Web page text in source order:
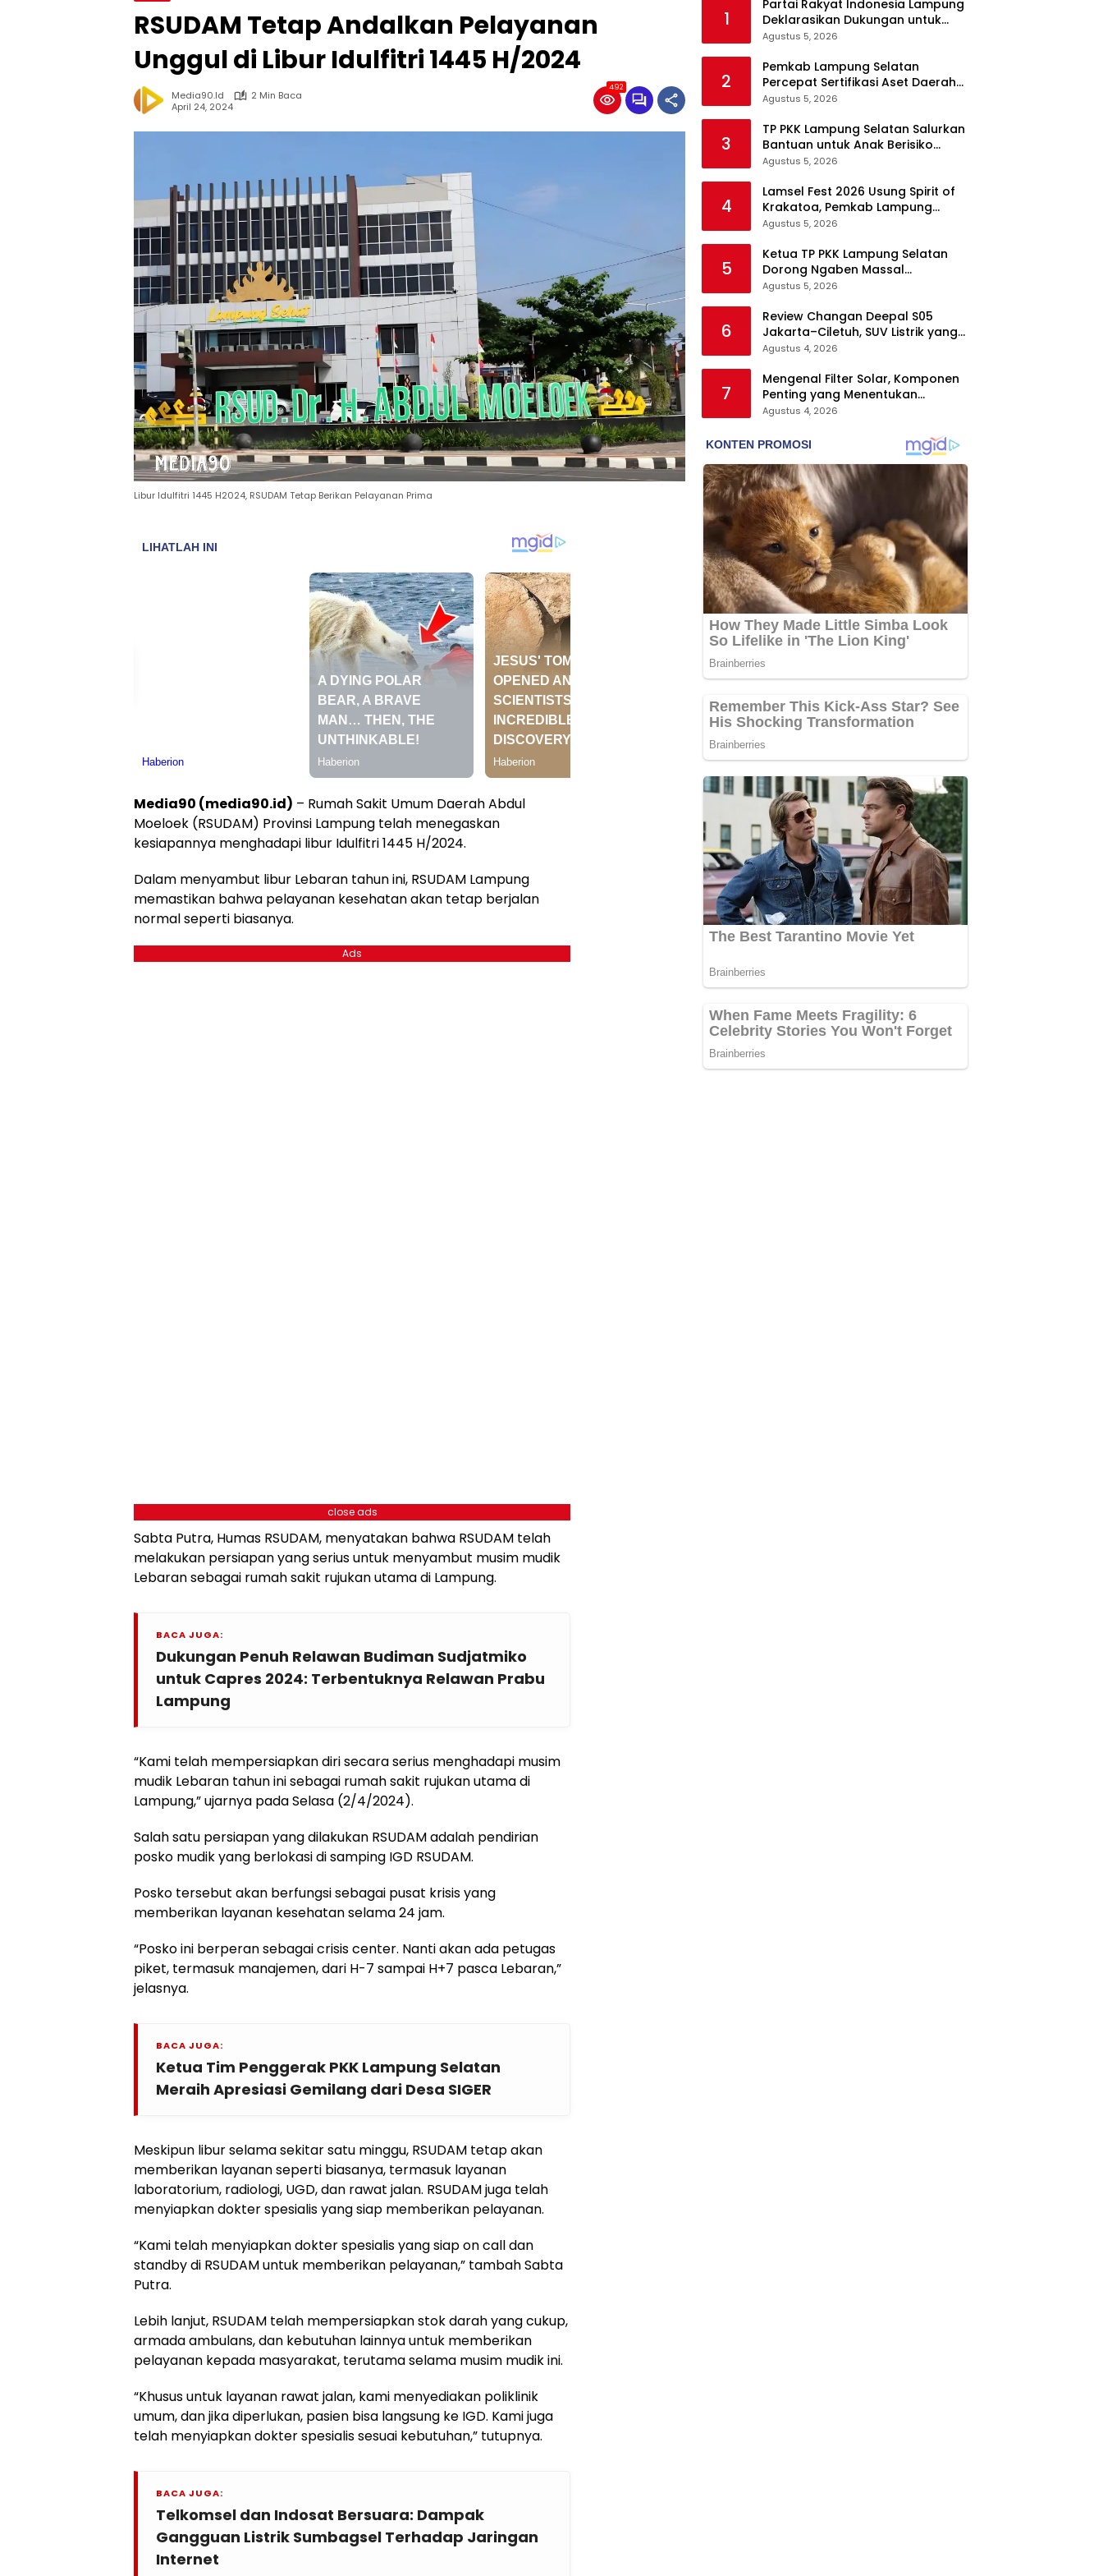
RSUDAM Tetap Andalkan Pelayanan
Unggul di Libur Idulfitri 1445 H/2024
Media90.id
2 Min Baca
April 24, 2024
492
Libur Idulfitri 1445 H2024, RSUDAM Tetap Berikan Pelayanan Prima
Media90 (media90.id) – Rumah Sakit Umum Daerah Abdul
Moeloek (RSUDAM) Provinsi Lampung telah menegaskan
kesiapannya menghadapi libur Idulfitri 1445 H/2024.
Dalam menyambut libur Lebaran tahun ini, RSUDAM Lampung
memastikan bahwa pelayanan kesehatan akan tetap berjalan
normal seperti biasanya.
Ads
close ads
Sabta Putra, Humas RSUDAM, menyatakan bahwa RSUDAM telah
melakukan persiapan yang serius untuk menyambut musim mudik
Lebaran sebagai rumah sakit rujukan utama di Lampung.
BACA JUGA:
Dukungan Penuh Relawan Budiman Sudjatmiko
untuk Capres 2024: Terbentuknya Relawan Prabu
Lampung
“Kami telah mempersiapkan diri secara serius menghadapi musim
mudik Lebaran tahun ini sebagai rumah sakit rujukan utama di
Lampung,” ujarnya pada Selasa (2/4/2024).
Salah satu persiapan yang dilakukan RSUDAM adalah pendirian
posko mudik yang berlokasi di samping IGD RSUDAM.
Posko tersebut akan berfungsi sebagai pusat krisis yang
memberikan layanan kesehatan selama 24 jam.
“Posko ini berperan sebagai crisis center. Nanti akan ada petugas
piket, termasuk manajemen, dari H-7 sampai H+7 pasca Lebaran,”
jelasnya.
BACA JUGA:
Ketua Tim Penggerak PKK Lampung Selatan
Meraih Apresiasi Gemilang dari Desa SIGER
Meskipun libur selama sekitar satu minggu, RSUDAM tetap akan
memberikan layanan seperti biasanya, termasuk layanan
laboratorium, radiologi, UGD, dan rawat jalan. RSUDAM juga telah
menyiapkan dokter spesialis yang siap memberikan pelayanan.
“Kami telah menyiapkan dokter spesialis yang siap on call dan
standby di RSUDAM untuk memberikan pelayanan,” tambah Sabta
Putra.
Lebih lanjut, RSUDAM telah mempersiapkan stok darah yang cukup,
armada ambulans, dan kebutuhan lainnya untuk memberikan
pelayanan kepada masyarakat, terutama selama musim mudik ini.
“Khusus untuk layanan rawat jalan, kami menyediakan poliklinik
umum, dan jika diperlukan, pasien bisa langsung ke IGD. Kami juga
telah menyiapkan dokter spesialis sesuai kebutuhan,” tutupnya.
BACA JUGA:
Telkomsel dan Indosat Bersuara: Dampak
Gangguan Listrik Sumbagsel Terhadap Jaringan
Internet
1
Partai Rakyat Indonesia Lampung
Deklarasikan Dukungan untuk
Prabowo di Pilpres 2029
Agustus 5, 2026
2
Pemkab Lampung Selatan
Percepat Sertifikasi Aset Daerah
Lewat Sinergi dengan Kantor
Agustus 5, 2026
3
TP PKK Lampung Selatan Salurkan
Bantuan untuk Anak Berisiko
Stunting di Sidomulyo
Agustus 5, 2026
4
Lamsel Fest 2026 Usung Spirit of
Krakatoa, Pemkab Lampung
Selatan Siapkan Festival Lebih
Agustus 5, 2026
5
Ketua TP PKK Lampung Selatan
Dorong Ngaben Massal
Balinuraga Jadi Ikon Wisata
Agustus 5, 2026
6
Review Changan Deepal S05
Jakarta–Ciletuh, SUV Listrik yang
Nyaman dan Fun to Drive
Agustus 4, 2026
7
Mengenal Filter Solar, Komponen
Penting yang Menentukan
Keawetan Mesin Diesel
Agustus 4, 2026